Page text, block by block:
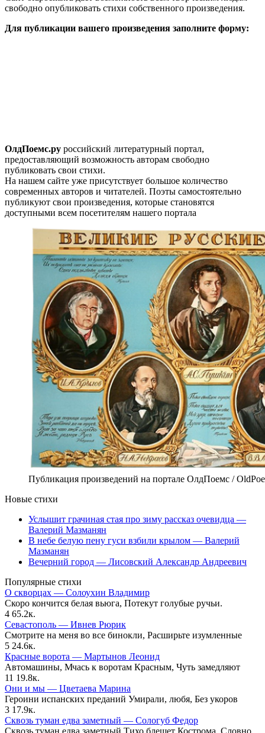
свободно опубликовать стихи собственного произведения.
Для публикации вашего произведения заполните форму:
ОлдПоемс.ру российский литературный портал,
предоставляющий возможность авторам свободно
публиковать свои стихи.
На нашем сайте уже присутствует большое количество
современных авторов и читателей. Поэты самостоятельно
публикуют свои произведения, которые становятся
доступными всем посетителям нашего портала
Публикация произведений на портале ОлдПоемс /
Новые стихи
Услышит грачиная стая про зиму рассказ очевидца —
Валерий Мазманян
В небе белую пену гуси взбили крылом — Валерий
Мазманян
Вечерний город — Лисовский Александр Андреевич
Популярные стихи
О скворцах — Солоухин Владимир
Скоро кончится белая вьюга, Потекут голубые ручьи.
4 65.2к.
Севастополь — Ивнев Рюрик
Смотрите на меня во все бинокли, Расширьте изумленные
5 24.6к.
Красные ворота — Мартынов Леонид
Автомашины, Мчась к воротам Красным, Чуть замедляют
11 19.8к.
Они и мы — Цветаева Марина
Героини испанских преданий Умирали, любя, Без укоров
3 17.9к.
Сквозь туман едва заметный — Сологуб Федор
Сквозь туман едва заметный Тихо блещет Кострома, Словно